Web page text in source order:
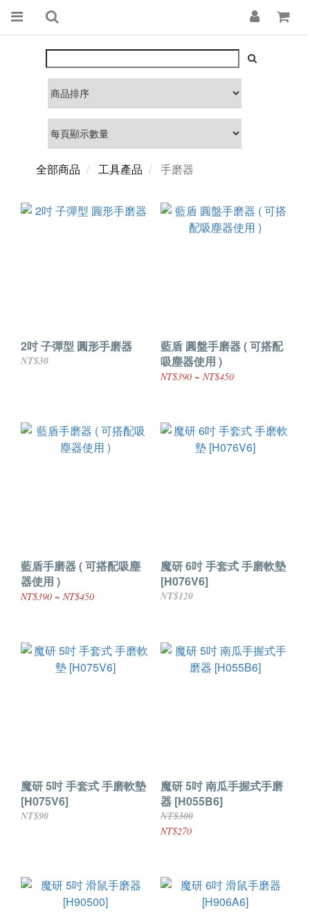
全部商品 工具產品 手磨器
2吋 子彈型 圓形手磨器
NT$30
藍盾 圓盤手磨器 ( 可搭配
吸塵器使用 )
NT$390 ~ NT$450
藍盾手磨器 ( 可搭配吸塵
器使用 )
NT$390 ~ NT$450
魔研 6吋 手套式 手磨軟墊
[H076V6]
NT$120
魔研 5吋 手套式 手磨軟墊
[H075V6]
NT$90
魔研 5吋 南瓜手握式手磨
器 [H055B6]
NT$300
NT$270